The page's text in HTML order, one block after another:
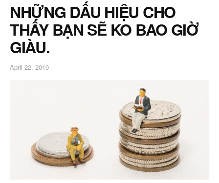
NHỮNG DẤU HIỆU CHO
THẤY BẠN SẼ KO BAO GIỜ
GIÀU.
April 22, 2019